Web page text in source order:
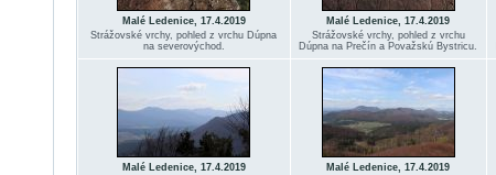
Malé Ledenice, 17.4.2019
Strážovské vrchy, pohled z vrchu Dúpna
na severovýchod.
Malé Ledenice, 17.4.2019
Strážovské vrchy, pohled z vrchu
Dúpna na Prečín a Považskú Bystricu.
Malé Ledenice, 17.4.2019
Malé Ledenice, 17.4.2019